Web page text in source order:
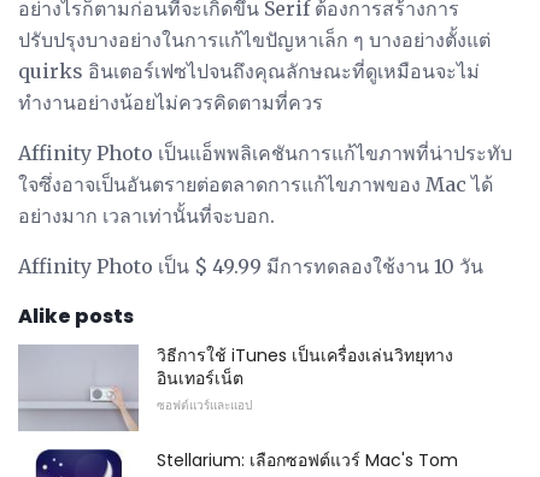
อย่างไรก็ตามก่อนที่จะเกิดขึ้น Serif ต้องการสร้างการ
ปรับปรุงบางอย่างในการแก้ไขปัญหาเล็ก ๆ บางอย่างตั้งแต่
quirks อินเตอร์เฟซไปจนถึงคุณลักษณะที่ดูเหมือนจะไม่
ทำงานอย่างน้อยไม่ควรคิดตามที่ควร
Affinity Photo เป็นแอ็พพลิเคชันการแก้ไขภาพที่น่าประทับ
ใจซึ่งอาจเป็นอันตรายต่อตลาดการแก้ไขภาพของ Mac ได้
อย่างมาก เวลาเท่านั้นที่จะบอก.
Affinity Photo เป็น $ 49.99 มีการทดลองใช้งาน 10 วัน
Alike posts
วิธีการใช้ iTunes เป็นเครื่องเล่นวิทยุทาง
อินเทอร์เน็ต
ซอฟต์แวร์และแอป
Stellarium: เลือกซอฟต์แวร์ Mac's Tom